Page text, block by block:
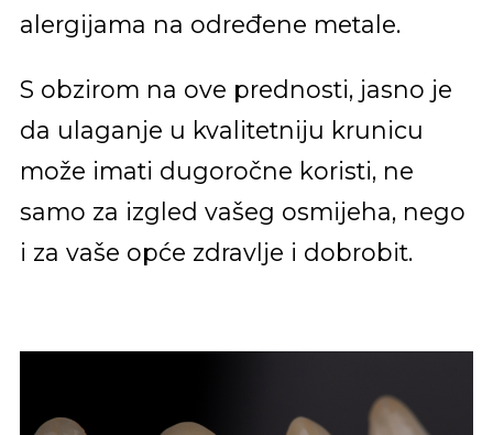
alergijama na određene metale.
S obzirom na ove prednosti, jasno je
da ulaganje u kvalitetniju krunicu
može imati dugoročne koristi, ne
samo za izgled vašeg osmijeha, nego
i za vaše opće zdravlje i dobrobit.